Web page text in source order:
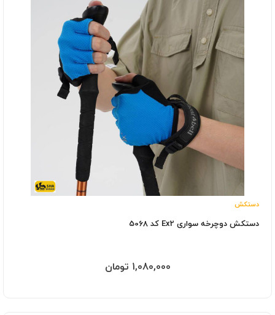
دستکش
دستکش دوچرخه سواری Ex2 کد 5068
1,080,000 تومان